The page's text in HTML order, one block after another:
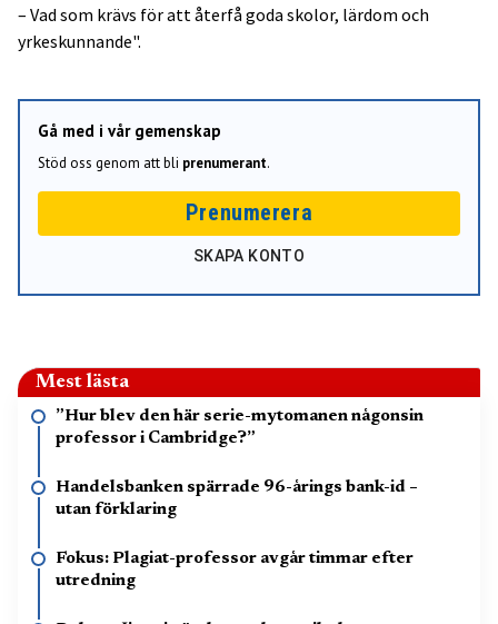
– Vad som krävs för att återfå goda skolor, lärdom och
yrkeskunnande".
Gå med i vår gemenskap
Stöd oss genom att bli prenumerant.
Prenumerera
SKAPA KONTO
Mest lästa
”Hur blev den här serie-mytomanen någonsin
professor i Cambridge?”
Handelsbanken spärrade 96-årings bank-id –
utan förklaring
Fokus: Plagiat-professor avgår timmar efter
utredning